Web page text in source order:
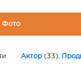
Фото
Актор(33),